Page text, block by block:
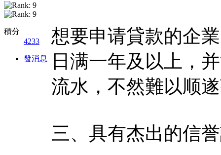
積分
4233
發消息
想要申请貸款的企
日满一年及以上，
流水，不然難以顺
三、具有杰出的信